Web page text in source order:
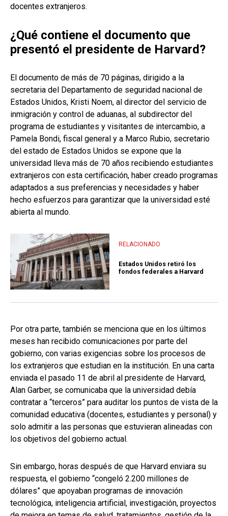
docentes extranjeros.
¿Qué contiene el documento que
presentó el presidente de Harvard?
El documento de más de 70 páginas, dirigido a la
secretaria del Departamento de seguridad nacional de
Estados Unidos, Kristi Noem, al director del servicio de
inmigración y control de aduanas, al subdirector del
programa de estudiantes y visitantes de intercambio, a
Pamela Bondi, fiscal general y a Marco Rubio, secretario
del estado de Estados Unidos se expone que la
universidad lleva más de 70 años recibiendo estudiantes
extranjeros con esta certificación, haber creado programas
adaptados a sus preferencias y necesidades y haber
hecho esfuerzos para garantizar que la universidad esté
abierta al mundo.
RELACIONADO
Estados Unidos retiró los
fondos federales a Harvard
Por otra parte, también se menciona que en los últimos
meses han recibido comunicaciones por parte del
gobierno, con varias exigencias sobre los procesos de
los extranjeros que estudian en la institución. En una carta
enviada el pasado 11 de abril al presidente de Harvard,
Alan Garber, se comunicaba que la universidad debía
contratar a “terceros” para auditar los puntos de vista de la
comunidad educativa (docentes, estudiantes y personal) y
solo admitir a las personas que estuvieran alineadas con
los objetivos del gobierno actual.
Sin embargo, horas después de que Harvard enviara su
respuesta, el gobierno “congeló 2.200 millones de
dólares” que apoyaban programas de innovación
tecnológica, inteligencia artificial, investigación, proyectos